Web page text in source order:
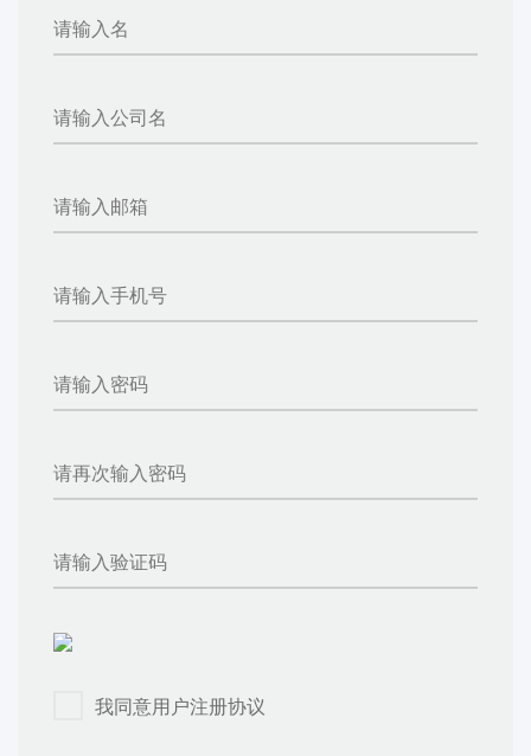
我同意用户注册协议